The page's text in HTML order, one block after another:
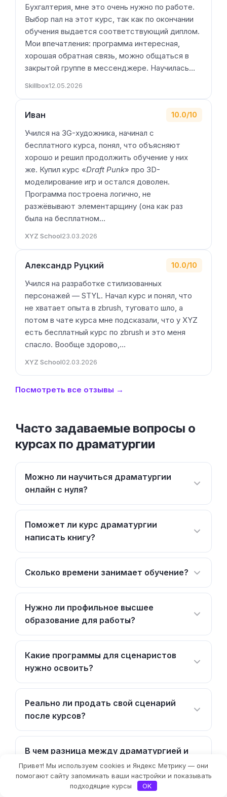
Бухгалтерия, мне это очень нужно по работе.
Выбор пал на этот курс, так как по окончании
обучения выдается соответствующий диплом.
Мои впечатления: программа интересная,
хорошая обратная связь, можно общаться в
закрытой группе в мессенджере. Научилась…
Skillbox12.05.2026
Иван 10.0/10
Учился на 3G-художника, начинал с
бесплатного курса, понял, что объясняют
хорошо и решил продолжить обучение у них
же. Купил курс «Draft Punk» про 3D-
моделирование игр и остался доволен.
Программа построена логично, не
разжёвывают элементарщину (она как раз
была на бесплатном…
XYZ School23.03.2026
Александр Руцкий 10.0/10
Учился на разработке стилизованных
персонажей — STYL. Начал курс и понял, что
не хватает опыта в zbrush, туговато шло, а
потом в чате курса мне подсказали, что у XYZ
есть бесплатный курс по zbrush и это меня
спасло. Вообще здорово,…
XYZ School02.03.2026
Посмотреть все отзывы →
Часто задаваемые вопросы о
курсах по драматургии
Можно ли научиться драматургии
онлайн с нуля?
Поможет ли курс драматургии
написать книгу?
Сколько времени занимает обучение?
Нужно ли профильное высшее
образование для работы?
Какие программы для сценаристов
нужно освоить?
Реально ли продать свой сценарий
после курсов?
В чем разница между драматургией и
сценарным мастерством?
Привет! Мы используем cookies и Яндекс Метрику — они
помогают сайту запоминать ваши настройки и показывать
подходящие курсы
OK
Фильтры